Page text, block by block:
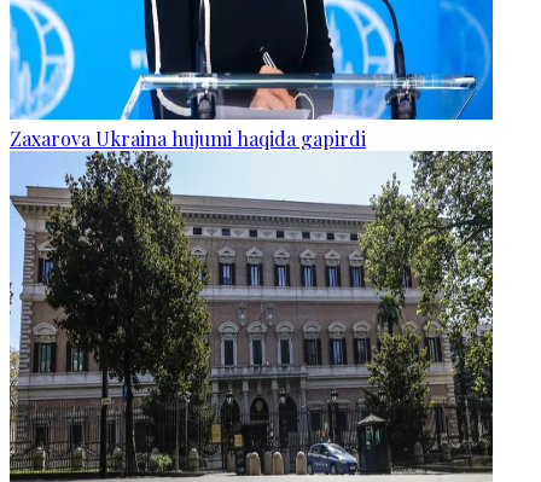
Zaxarova Ukraina hujumi haqida gapirdi